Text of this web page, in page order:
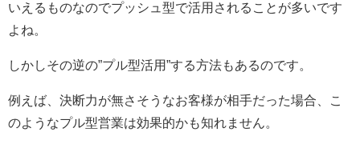
いえるものなのでプッシュ型で活用されることが多いです
よね。
しかしその逆の”プル型活用”する方法もあるのです。
例えば、決断力が無さそうなお客様が相手だった場合、こ
のようなプル型営業は効果的かも知れません。